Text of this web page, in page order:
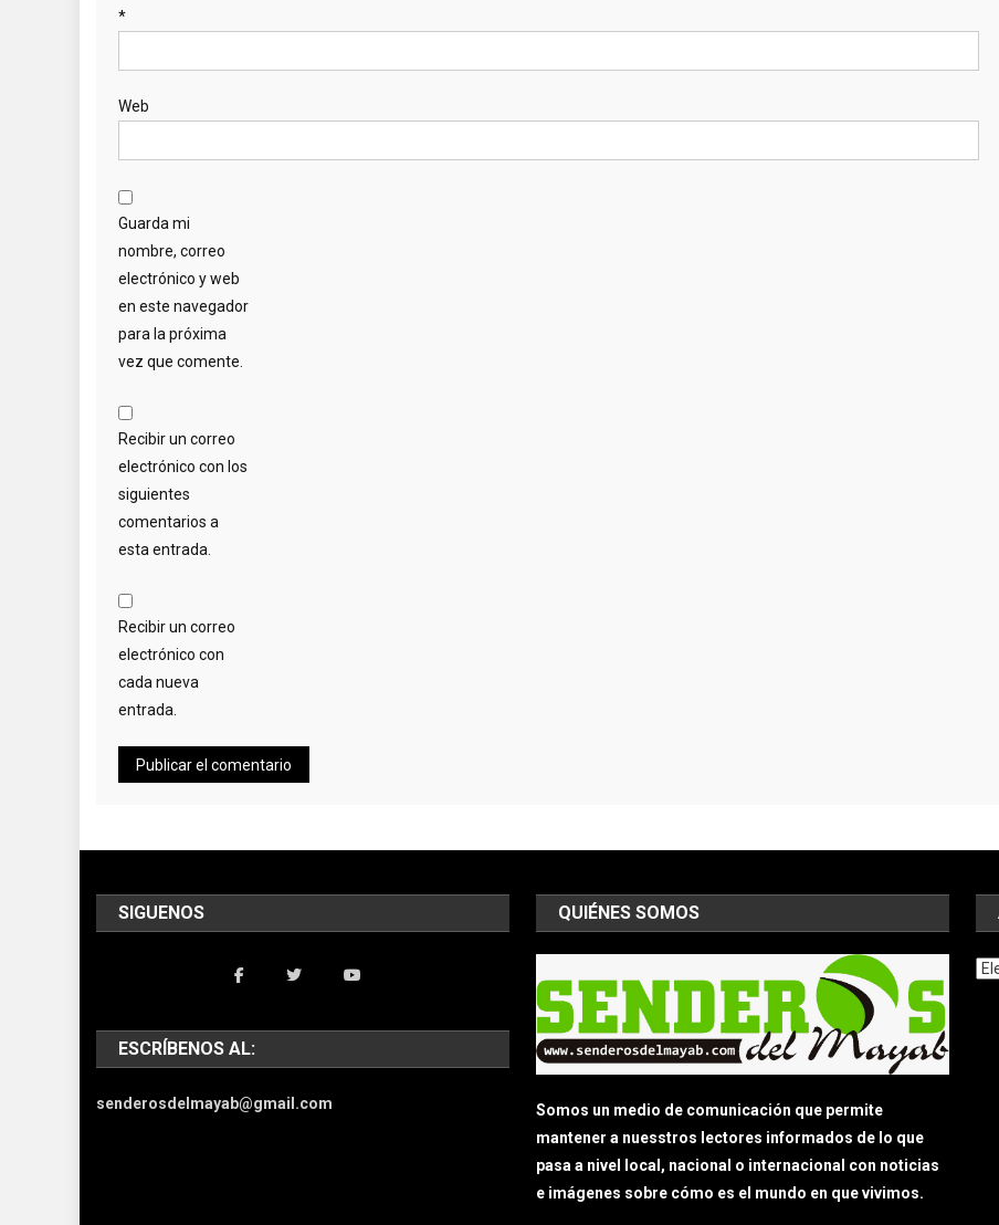
*
Web
Guarda mi
nombre, correo
electrónico y web
en este navegador
para la próxima
vez que comente.
Recibir un correo
electrónico con los
siguientes
comentarios a
esta entrada.
Recibir un correo
electrónico con
cada nueva
entrada.
SIGUENOS
ESCRÍBENOS AL:
senderosdelmayab@gmail.com
QUIÉNES SOMOS
Somos un medio de comunicación que permite
mantener a nuesstros lectores informados de lo que
pasa a nivel local, nacional o internacional con noticias
e imágenes sobre cómo es el mundo en que vivimos.